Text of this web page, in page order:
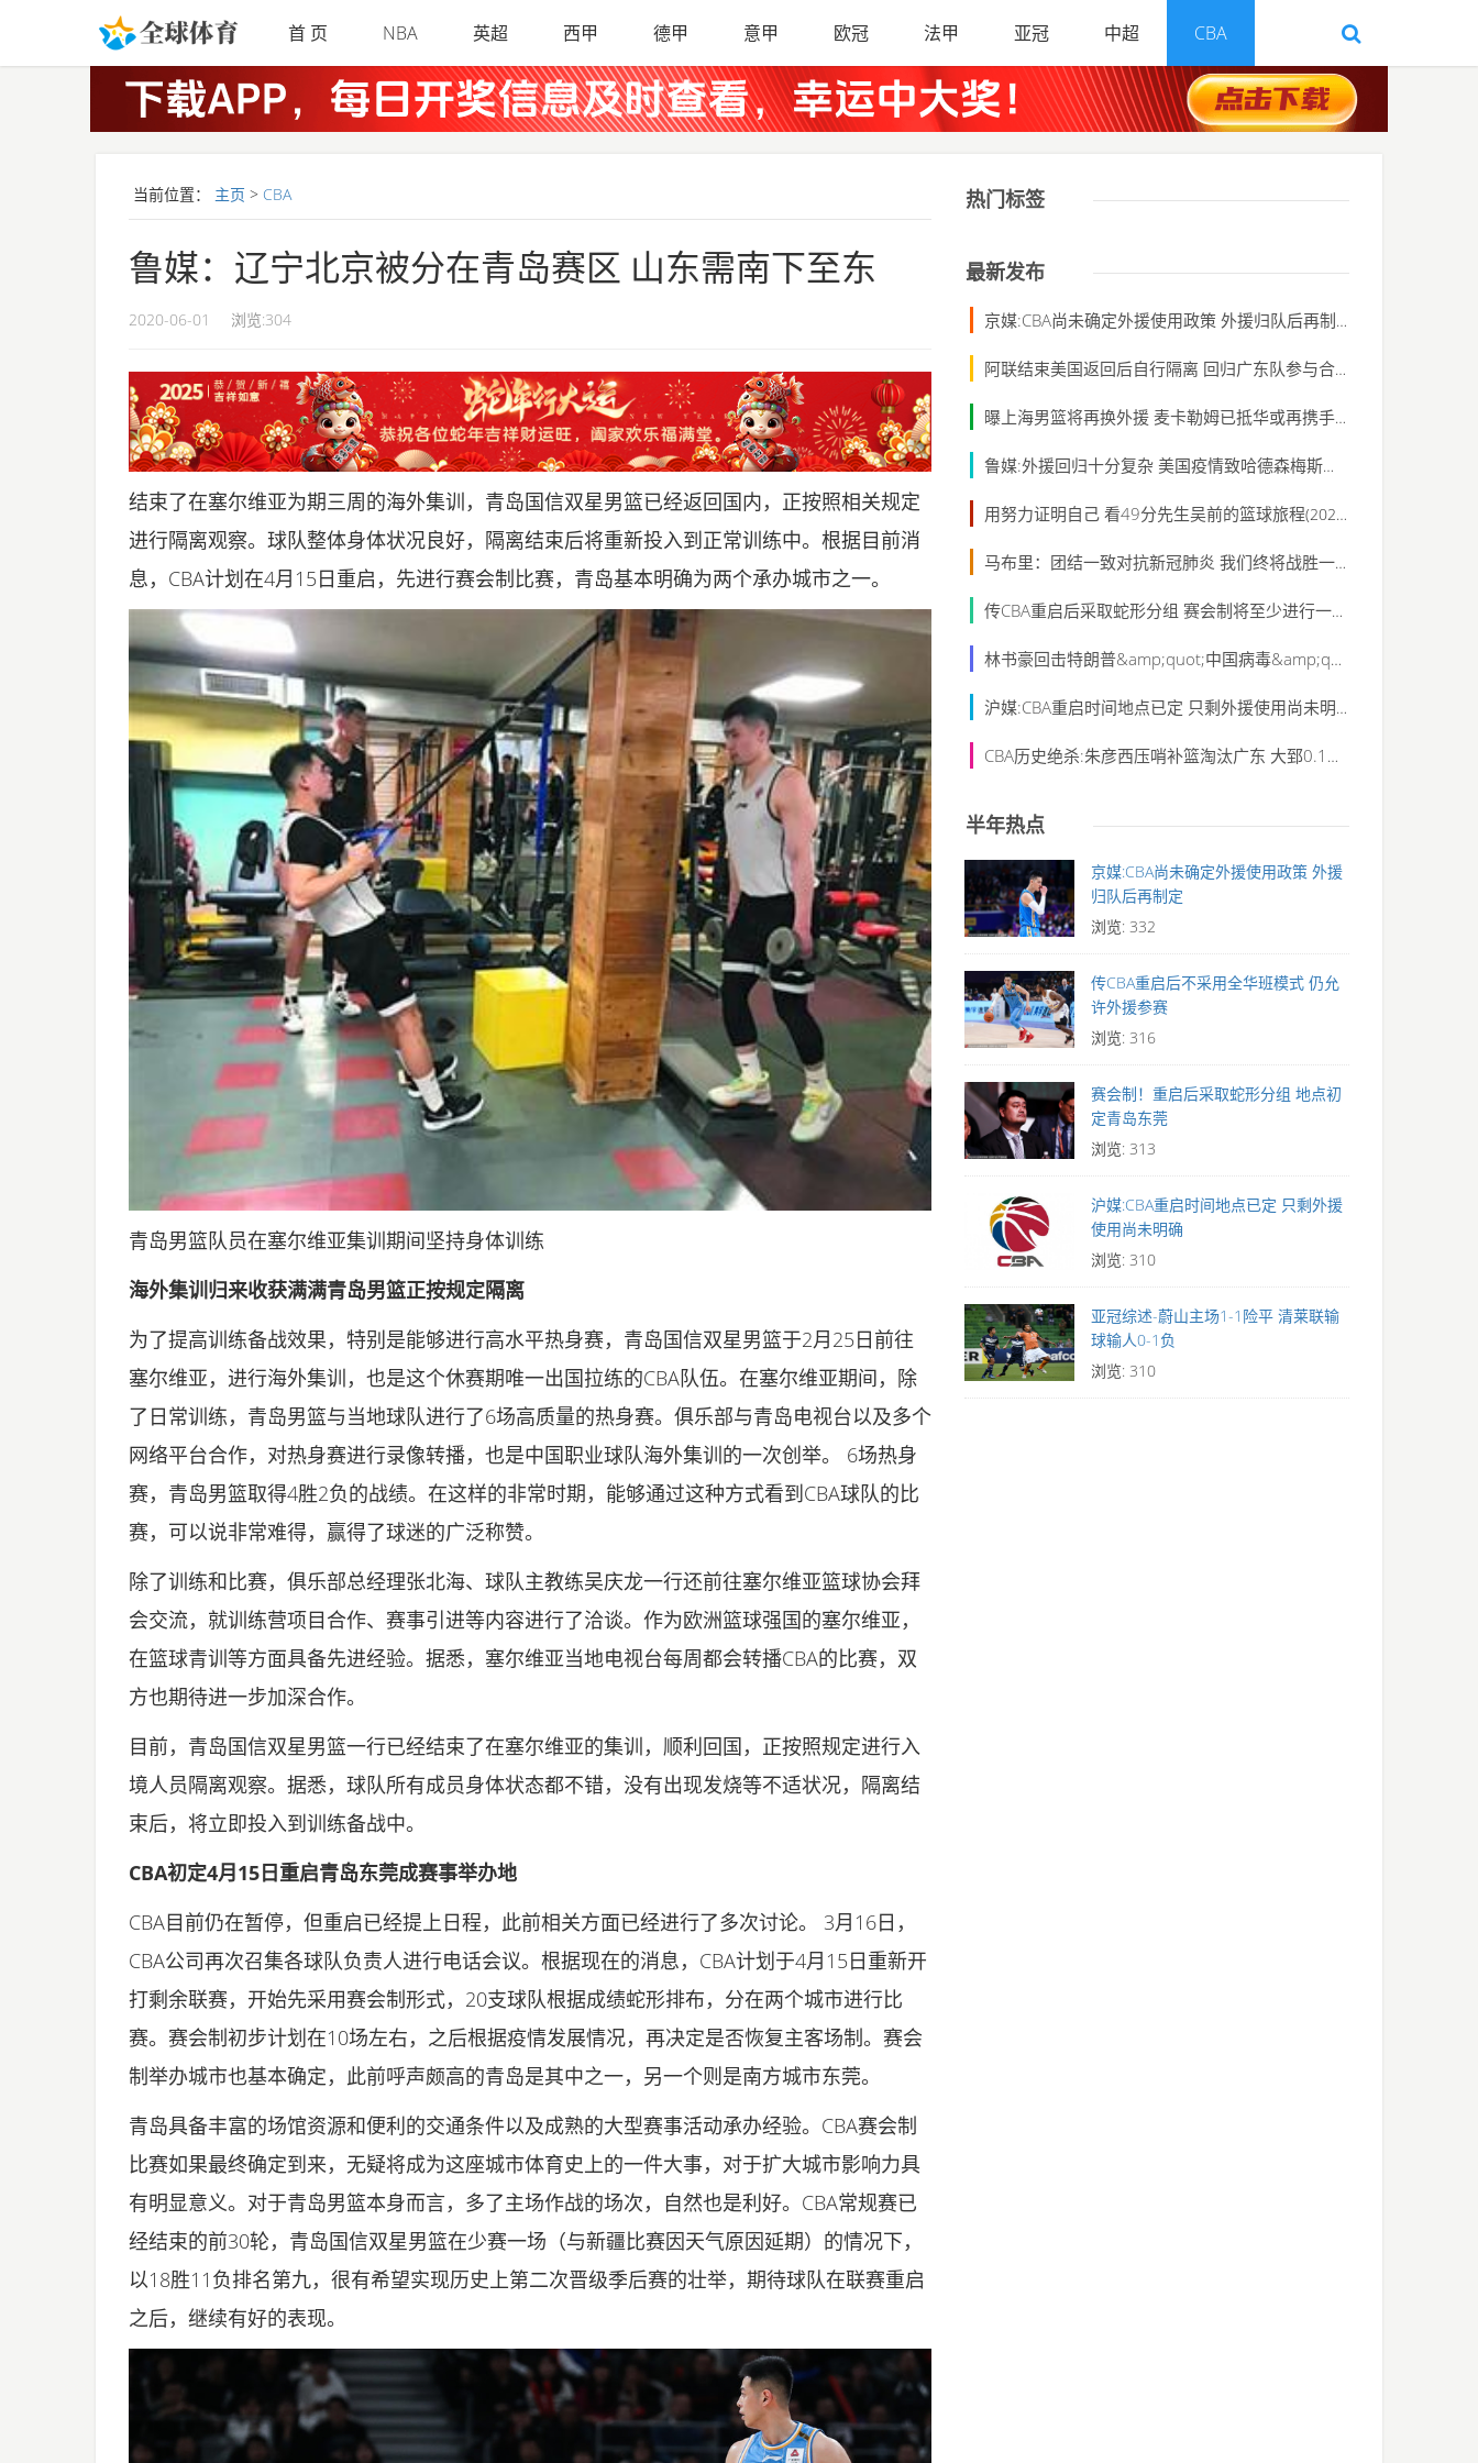
首 页 NBA 英超 西甲 德甲 意甲 欧冠 法甲 亚冠 中超 CBA
当前位置： 主页 > CBA
鲁媒：辽宁北京被分在青岛赛区 山东需南下至东
2020-06-01 浏览:304
结束了在塞尔维亚为期三周的海外集训，青岛国信双星男篮已经返回国内，正按照相关规定
进行隔离观察。球队整体身体状况良好，隔离结束后将重新投入到正常训练中。根据目前消
息，CBA计划在4月15日重启，先进行赛会制比赛，青岛基本明确为两个承办城市之一。
青岛男篮队员在塞尔维亚集训期间坚持身体训练
海外集训归来收获满满青岛男篮正按规定隔离
为了提高训练备战效果，特别是能够进行高水平热身赛，青岛国信双星男篮于2月25日前往
塞尔维亚，进行海外集训，也是这个休赛期唯一出国拉练的CBA队伍。在塞尔维亚期间，除
了日常训练，青岛男篮与当地球队进行了6场高质量的热身赛。俱乐部与青岛电视台以及多个
网络平台合作，对热身赛进行录像转播，也是中国职业球队海外集训的一次创举。 6场热身
赛，青岛男篮取得4胜2负的战绩。在这样的非常时期，能够通过这种方式看到CBA球队的比
赛，可以说非常难得，赢得了球迷的广泛称赞。
除了训练和比赛，俱乐部总经理张北海、球队主教练吴庆龙一行还前往塞尔维亚篮球协会拜
会交流，就训练营项目合作、赛事引进等内容进行了洽谈。作为欧洲篮球强国的塞尔维亚，
在篮球青训等方面具备先进经验。据悉，塞尔维亚当地电视台每周都会转播CBA的比赛，双
方也期待进一步加深合作。
目前，青岛国信双星男篮一行已经结束了在塞尔维亚的集训，顺利回国，正按照规定进行入
境人员隔离观察。据悉，球队所有成员身体状态都不错，没有出现发烧等不适状况，隔离结
束后，将立即投入到训练备战中。
CBA初定4月15日重启青岛东莞成赛事举办地
CBA目前仍在暂停，但重启已经提上日程，此前相关方面已经进行了多次讨论。 3月16日，
CBA公司再次召集各球队负责人进行电话会议。根据现在的消息，CBA计划于4月15日重新开
打剩余联赛，开始先采用赛会制形式，20支球队根据成绩蛇形排布，分在两个城市进行比
赛。赛会制初步计划在10场左右，之后根据疫情发展情况，再决定是否恢复主客场制。赛会
制举办城市也基本确定，此前呼声颇高的青岛是其中之一，另一个则是南方城市东莞。
青岛具备丰富的场馆资源和便利的交通条件以及成熟的大型赛事活动承办经验。CBA赛会制
比赛如果最终确定到来，无疑将成为这座城市体育史上的一件大事，对于扩大城市影响力具
有明显意义。对于青岛男篮本身而言，多了主场作战的场次，自然也是利好。CBA常规赛已
经结束的前30轮，青岛国信双星男篮在少赛一场（与新疆比赛因天气原因延期）的情况下，
以18胜11负排名第九，很有希望实现历史上第二次晋级季后赛的壮举，期待球队在联赛重启
之后，继续有好的表现。
热门标签
最新发布
京媒:CBA尚未确定外援使用政策 外援归队后再制定
阿联结束美国返回后自行隔离 回归广东队参与合
(2020-06-01)
曝上海男篮将再换外援 麦卡勒姆已抵华或再携手
(2020-06-01)
鲁媒:外援回归十分复杂 美国疫情致哈德森梅斯归
用努力证明自己 看49分先生吴前的篮球旅程(2020-06-01)
马布里：团结一致对抗新冠肺炎 我们终将战胜一
(2020-06-01)
传CBA重启后采取蛇形分组 赛会制将至少进行一周
林书豪回击特朗普&amp;quot;中国病毒&amp;quot;说:
沪媒:CBA重启时间地点已定 只剩外援使用尚未明确
CBA历史绝杀:朱彦西压哨补篮淘汰广东 大郅0.1秒神
半年热点
京媒:CBA尚未确定外援使用政策 外援
归队后再制定
浏览: 332
传CBA重启后不采用全华班模式 仍允
许外援参赛
浏览: 316
赛会制！重启后采取蛇形分组 地点初
定青岛东莞
浏览: 313
沪媒:CBA重启时间地点已定 只剩外援
使用尚未明确
浏览: 310
亚冠综述-蔚山主场1-1险平 清莱联输
球输人0-1负
浏览: 310